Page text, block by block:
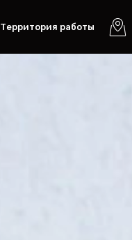
Территория работы